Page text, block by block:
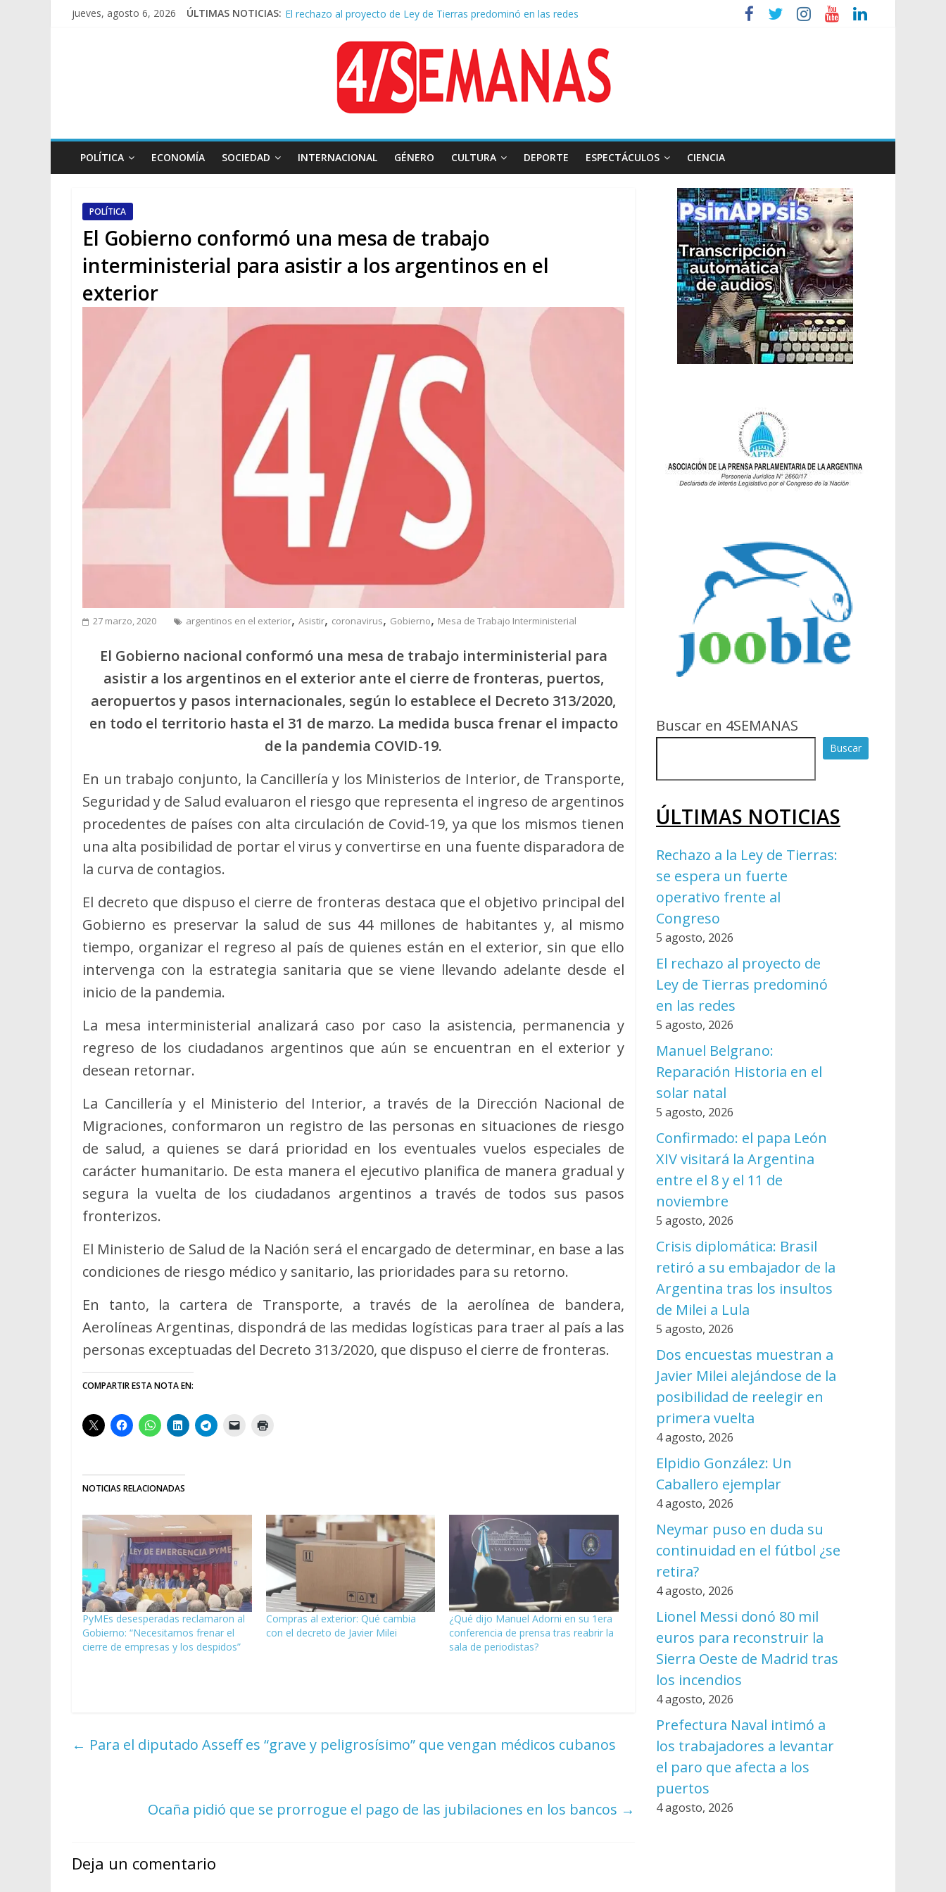
jueves, agosto 6, 2026 ÚLTIMAS NOTICIAS: El rechazo al proyecto de Ley de Tierras predominó en las redes
Confirmado: el papa León XIV visitará la Argentina entre el 8 y el 11 de noviembre
Crisis diplomática: Brasil retiró a su embajador de la Argentina tras los insultos de Milei a Lula
POLÍTICA ECONOMÍA SOCIEDAD INTERNACIONAL GÉNERO CULTURA DEPORTE ESPECTÁCULOS CIENCIA
POLÍTICA
El Gobierno conformó una mesa de trabajo
interministerial para asistir a los argentinos en el
exterior
27 marzo, 2020 argentinos en el exterior, Asistir, coronavirus, Gobierno, Mesa de Trabajo Interministerial
El Gobierno nacional conformó una mesa de trabajo interministerial para
asistir a los argentinos en el exterior ante el cierre de fronteras, puertos,
aeropuertos y pasos internacionales, según lo establece el Decreto 313/2020,
en todo el territorio hasta el 31 de marzo. La medida busca frenar el impacto
de la pandemia COVID-19.
En un trabajo conjunto, la Cancillería y los Ministerios de Interior, de Transporte,
Seguridad y de Salud evaluaron el riesgo que representa el ingreso de argentinos
procedentes de países con alta circulación de Covid-19, ya que los mismos tienen
una alta posibilidad de portar el virus y convertirse en una fuente disparadora de
la curva de contagios.
El decreto que dispuso el cierre de fronteras destaca que el objetivo principal del
Gobierno es preservar la salud de sus 44 millones de habitantes y, al mismo
tiempo, organizar el regreso al país de quienes están en el exterior, sin que ello
intervenga con la estrategia sanitaria que se viene llevando adelante desde el
inicio de la pandemia.
La mesa interministerial analizará caso por caso la asistencia, permanencia y
regreso de los ciudadanos argentinos que aún se encuentran en el exterior y
desean retornar.
La Cancillería y el Ministerio del Interior, a través de la Dirección Nacional de
Migraciones, conformaron un registro de las personas en situaciones de riesgo
de salud, a quienes se dará prioridad en los eventuales vuelos especiales de
carácter humanitario. De esta manera el ejecutivo planifica de manera gradual y
segura la vuelta de los ciudadanos argentinos a través de todos sus pasos
fronterizos.
El Ministerio de Salud de la Nación será el encargado de determinar, en base a las
condiciones de riesgo médico y sanitario, las prioridades para su retorno.
En tanto, la cartera de Transporte, a través de la aerolínea de bandera,
Aerolíneas Argentinas, dispondrá de las medidas logísticas para traer al país a las
personas exceptuadas del Decreto 313/2020, que dispuso el cierre de fronteras.
COMPARTIR ESTA NOTA EN:
NOTICIAS RELACIONADAS
PyMEs desesperadas reclamaron al
Gobierno: “Necesitamos frenar el
cierre de empresas y los despidos”
Compras al exterior: Qué cambia
con el decreto de Javier Milei
¿Qué dijo Manuel Adorni en su 1era
conferencia de prensa tras reabrir la
sala de periodistas?
← Para el diputado Asseff es “grave y peligrosísimo” que vengan médicos cubanos
Ocaña pidió que se prorrogue el pago de las jubilaciones en los bancos →
Deja un comentario
Buscar en 4SEMANAS
Buscar
ÚLTIMAS NOTICIAS
Rechazo a la Ley de Tierras:
se espera un fuerte
operativo frente al
Congreso
5 agosto, 2026
El rechazo al proyecto de
Ley de Tierras predominó
en las redes
5 agosto, 2026
Manuel Belgrano:
Reparación Historia en el
solar natal
5 agosto, 2026
Confirmado: el papa León
XIV visitará la Argentina
entre el 8 y el 11 de
noviembre
5 agosto, 2026
Crisis diplomática: Brasil
retiró a su embajador de la
Argentina tras los insultos
de Milei a Lula
5 agosto, 2026
Dos encuestas muestran a
Javier Milei alejándose de la
posibilidad de reelegir en
primera vuelta
4 agosto, 2026
Elpidio González: Un
Caballero ejemplar
4 agosto, 2026
Neymar puso en duda su
continuidad en el fútbol ¿se
retira?
4 agosto, 2026
Lionel Messi donó 80 mil
euros para reconstruir la
Sierra Oeste de Madrid tras
los incendios
4 agosto, 2026
Prefectura Naval intimó a
los trabajadores a levantar
el paro que afecta a los
puertos
4 agosto, 2026